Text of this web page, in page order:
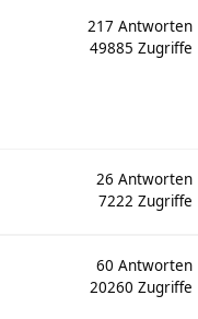
217Antworten
49885Zugriffe
26Antworten
7222Zugriffe
60Antworten
20260Zugriffe